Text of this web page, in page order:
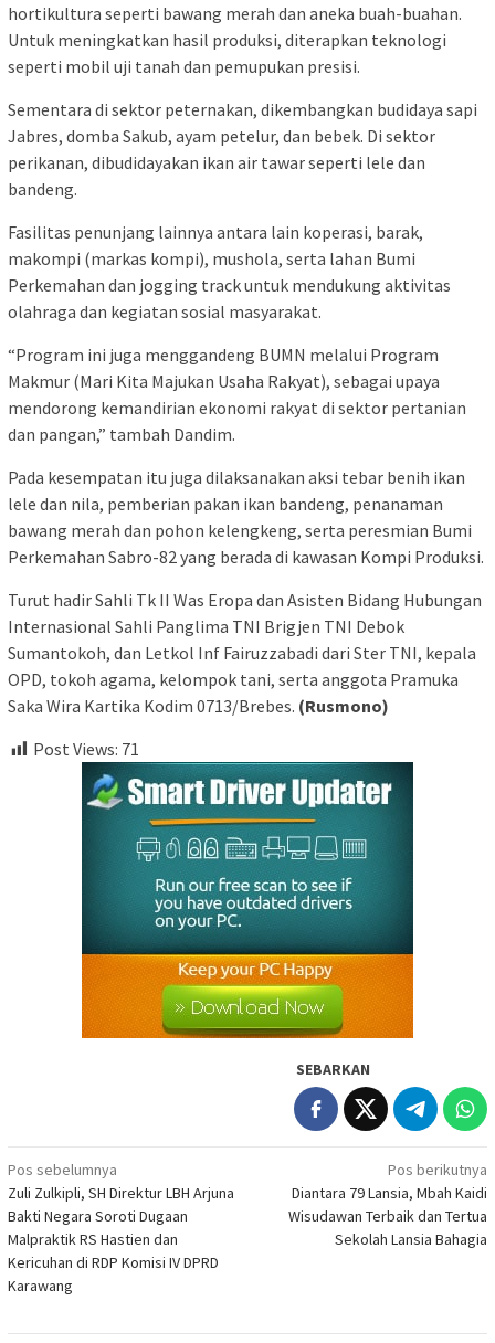
hortikultura seperti bawang merah dan aneka buah-buahan.
Untuk meningkatkan hasil produksi, diterapkan teknologi
seperti mobil uji tanah dan pemupukan presisi.
Sementara di sektor peternakan, dikembangkan budidaya sapi
Jabres, domba Sakub, ayam petelur, dan bebek. Di sektor
perikanan, dibudidayakan ikan air tawar seperti lele dan
bandeng.
Fasilitas penunjang lainnya antara lain koperasi, barak,
makompi (markas kompi), mushola, serta lahan Bumi
Perkemahan dan jogging track untuk mendukung aktivitas
olahraga dan kegiatan sosial masyarakat.
“Program ini juga menggandeng BUMN melalui Program
Makmur (Mari Kita Majukan Usaha Rakyat), sebagai upaya
mendorong kemandirian ekonomi rakyat di sektor pertanian
dan pangan,” tambah Dandim.
Pada kesempatan itu juga dilaksanakan aksi tebar benih ikan
lele dan nila, pemberian pakan ikan bandeng, penanaman
bawang merah dan pohon kelengkeng, serta peresmian Bumi
Perkemahan Sabro-82 yang berada di kawasan Kompi Produksi.
Turut hadir Sahli Tk II Was Eropa dan Asisten Bidang Hubungan
Internasional Sahli Panglima TNI Brigjen TNI Debok
Sumantokoh, dan Letkol Inf Fairuzzabadi dari Ster TNI, kepala
OPD, tokoh agama, kelompok tani, serta anggota Pramuka
Saka Wira Kartika Kodim 0713/Brebes. (Rusmono)
Post Views: 71
SEBARKAN
Navigasi
pos
Pos sebelumnya
Zuli Zulkipli, SH Direktur LBH Arjuna
Bakti Negara Soroti Dugaan
Malpraktik RS Hastien dan
Kericuhan di RDP Komisi IV DPRD
Karawang
Pos berikutnya
Diantara 79 Lansia, Mbah Kaidi
Wisudawan Terbaik dan Tertua
Sekolah Lansia Bahagia